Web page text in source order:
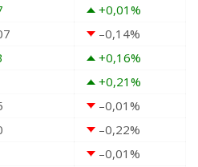
+0,01%
–0,14%
+0,16%
+0,21%
–0,01%
–0,22%
–0,01%